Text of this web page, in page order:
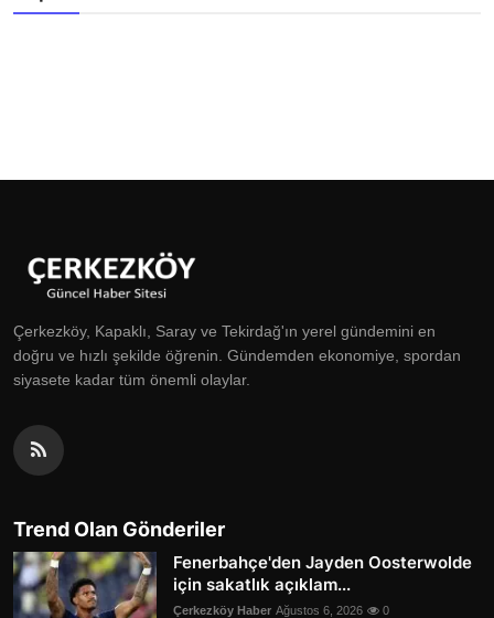
Çerkezköy, Kapaklı, Saray ve Tekirdağ'ın yerel gündemini en
doğru ve hızlı şekilde öğrenin. Gündemden ekonomiye, spordan
siyasete kadar tüm önemli olaylar.
Trend Olan Gönderiler
Fenerbahçe'den Jayden Oosterwolde
için sakatlık açıklam...
Çerkezköy Haber Ağustos 6, 2026 0